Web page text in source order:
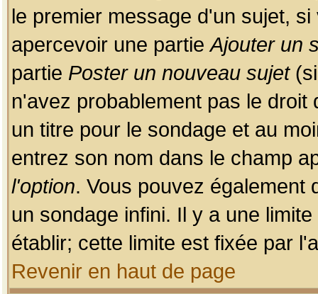
le premier message d'un sujet,
apercevoir une partieAjouter un
partie Poster un nouveau sujet(si
n'avez probablement pas le
un titre pour le sondage et au
entrez son nom dans le champ
l'option. Vous pouvez également
un sondage infini. Il y a une
établir; cette limite est fixée par
Revenir en haut de page